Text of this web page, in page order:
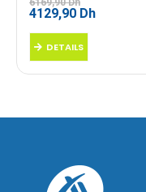
6169,90Dh
Le
était :
6169,90 Dh.
4129,90 DhLe
DETAILS